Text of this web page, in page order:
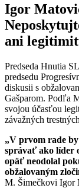
Igor
ani
Predseda Hnutia
predsedu
diskusii s
Gašparom. Podľa
svojou účasťou
závažných
„V prvom rade
správať ako líder
opäť neodolal
obžalovaným
M. Šimečkovi Igor